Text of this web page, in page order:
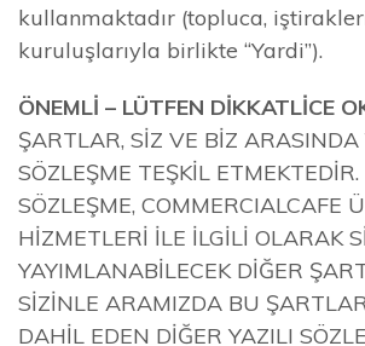
kullanmaktadır (topluca,
kuruluşlarıyla birlikte “Yardi”).
ÖNEMLİ – LÜTFEN DİKKATLİCE
ŞARTLAR, SİZ VE BİZ ARASINDA
SÖZLEŞME TEŞKİL
SÖZLEŞME, COMMERCIALCAFE
HİZMETLERİ İLE İLGİLİ OLARAK
YAYIMLANABİLECEK DİĞER
SİZİNLE ARAMIZDA BU
DAHİL EDEN DİĞER YAZILI